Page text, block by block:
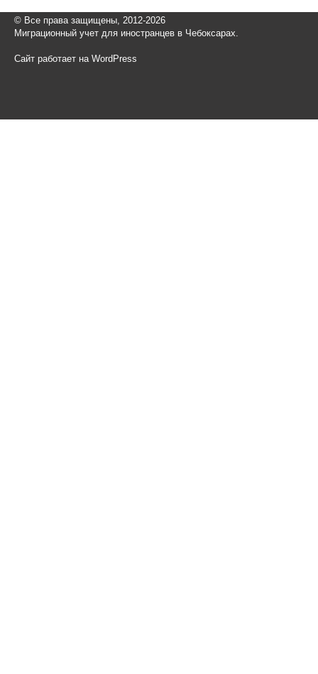
© Все права защищены, 2012-2026
Миграционный учет для иностранцев в Чебоксарах.
Сайт работает на WordPress